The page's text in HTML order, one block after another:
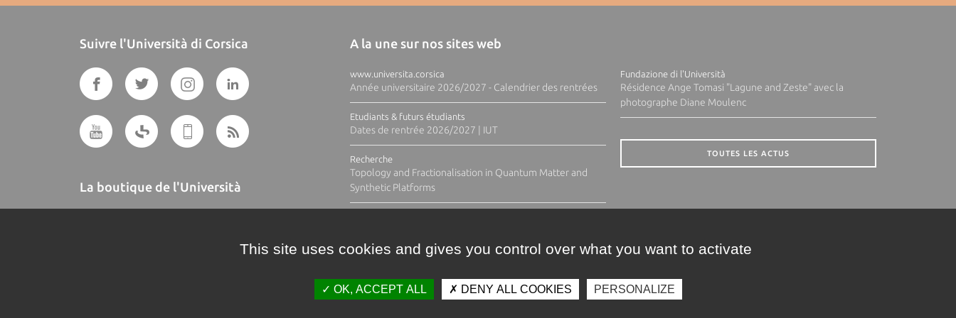
Suivre l'Università di Corsica
La boutique de l'Università
A la une sur nos sites web
www.universita.corsica
Année universitaire 2026/2027 - Calendrier des rentrées
Etudiants & futurs étudiants
Dates de rentrée 2026/2027 | IUT
Recherche
Topology and Fractionalisation in Quantum Matter and
Synthetic Platforms
Fundazione di l'Università
Résidence Ange Tomasi "Lagune and Zeste" avec la
photographe Diane Moulenc
TOUTES LES ACTUS
This site uses cookies and gives you control over what you want to activate
OK, ACCEPT ALL DENY ALL COOKIES PERSONALIZE